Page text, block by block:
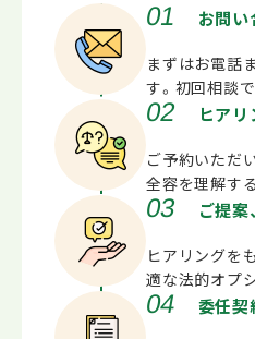
01 お問
まずはお電話
す。初回相談
02 ヒア
ご予約いただ
全容を理解す
03 ご提案
ヒアリングを
適な法的オプ
04 委任契